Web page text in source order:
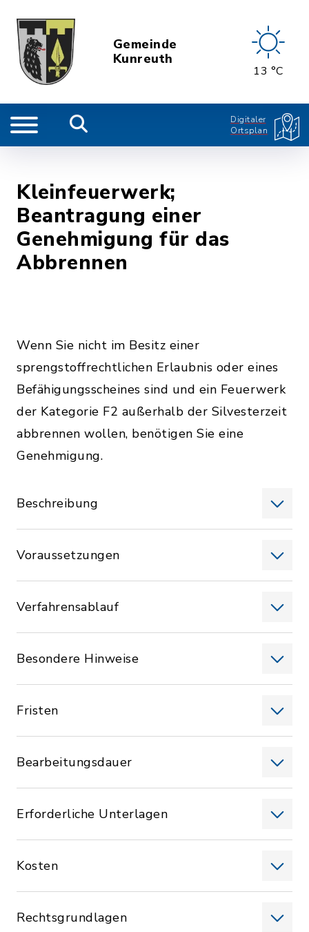
Gemeinde
Kunreuth
13 °C
Digitaler
Ortsplan
Kleinfeuerwerk;
Beantragung einer
Genehmigung für das
Abbrennen
Wenn Sie nicht im Besitz einer
sprengstoffrechtlichen Erlaubnis oder eines
Befähigungsscheines sind und ein Feuerwerk
der Kategorie F2 außerhalb der Silvesterzeit
abbrennen wollen, benötigen Sie eine
Genehmigung.
Beschreibung
Voraussetzungen
Verfahrensablauf
Besondere Hinweise
Fristen
Bearbeitungsdauer
Erforderliche Unterlagen
Kosten
Rechtsgrundlagen